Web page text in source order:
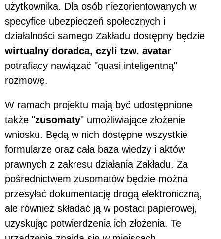
użytkownika. Dla osób niezorientowanych w
specyfice ubezpieczeń społecznych i
działalności samego Zakładu dostępny będzie
wirtualny doradca, czyli tzw. avatar
potrafiący nawiązać "quasi inteligentną"
rozmowę.
W ramach projektu mają być udostępnione
także "zusomaty" umożliwiające złożenie
wniosku. Będą w nich dostępne wszystkie
formularze oraz cała baza wiedzy i aktów
prawnych z zakresu działania Zakładu. Za
pośrednictwem zusomatów będzie można
przesyłać dokumentację drogą elektroniczną,
ale również składać ją w postaci papierowej,
uzyskując potwierdzenia ich złożenia. Te